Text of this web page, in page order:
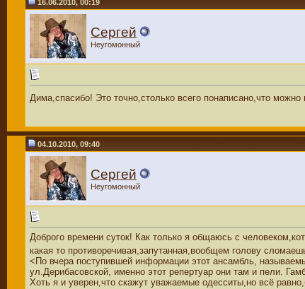
16.06.2010, 00:19
Сергей
Неугомонный
Дима,спасибо! Это точно,столько всего понаписано,что
04.10.2010, 09:40
Сергей
Неугомонный
Доброго времени суток! Как только я общаюсь с
какая то противоречивая,запутанная,вообщем голову
<По вчера поступившей информации этот ансамбль,
ул.Дерибасовской, именно этот репертуар они там и пели.
Хоть я и уверен,что скажут уважаемые одесситы,но всё